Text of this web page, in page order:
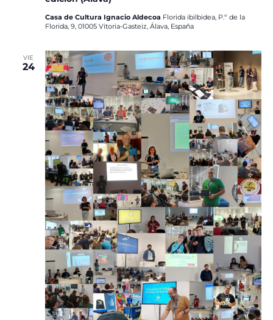
Casa de Cultura Ignacio Aldecoa Florida ibilbidea, P.º de la
Florida, 9, 01005 Vitoria-Gasteiz, Álava, España
VIE
24